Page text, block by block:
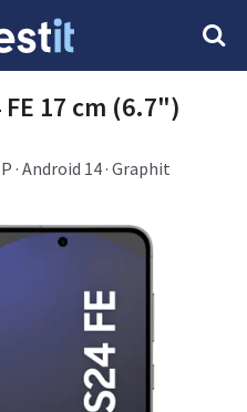
17 cm (6.7")
· Android 14 · Graphit